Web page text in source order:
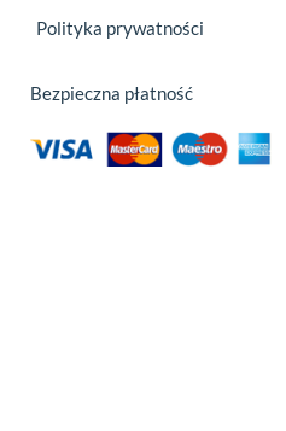
Polityka prywatności
Bezpieczna płatność